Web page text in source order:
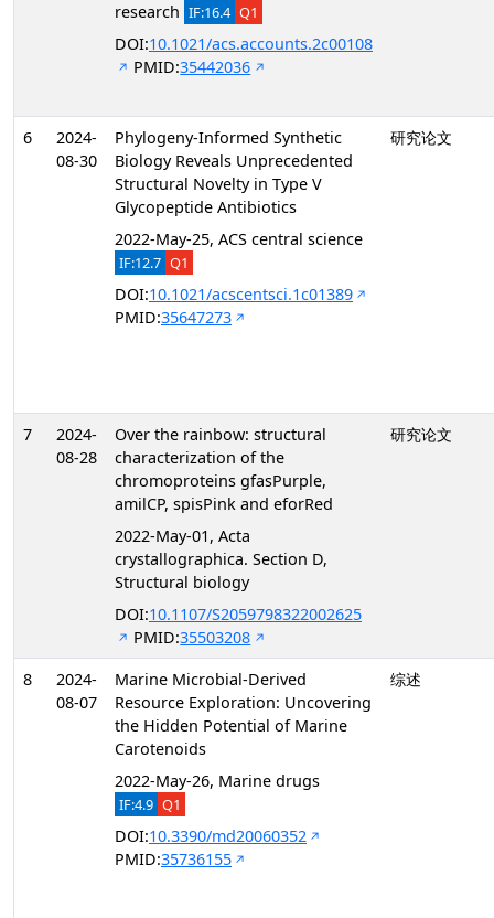
research IF:16.4 Q1
DOI:10.1021/acs.accounts.2c00108
PMID:35442036
6
2024-
08-30
Phylogeny-Informed Synthetic
Biology Reveals Unprecedented
Structural Novelty in Type V
Glycopeptide Antibiotics
2022-May-25, ACS central science
IF:12.7 Q1
DOI:10.1021/acscentsci.1c01389
PMID:35647273
研究论文
7
2024-
08-28
Over the rainbow: structural
characterization of the
chromoproteins gfasPurple,
amilCP, spisPink and eforRed
2022-May-01, Acta
crystallographica. Section D,
Structural biology
DOI:10.1107/S2059798322002625
PMID:35503208
研究论文
8
2024-
08-07
Marine Microbial-Derived
Resource Exploration: Uncovering
the Hidden Potential of Marine
Carotenoids
2022-May-26, Marine drugs
IF:4.9 Q1
DOI:10.3390/md20060352
PMID:35736155
综述